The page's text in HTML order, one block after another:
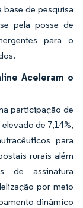
de pesquisa
pela posse de
para o
Aceleram o
participação de
de 7,14%,
para
rurais além
de assinatura
por meio
dinâmico